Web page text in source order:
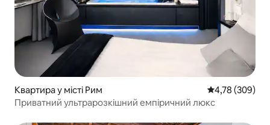
Квартира у місті Рим Середня
4,78 (309)
Приватний ультрарозкішний емпіричний люкс